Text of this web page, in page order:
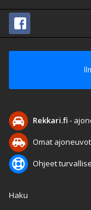
Rekkari.fi-
Omat ajoneuvot
Ohjeet
Haku